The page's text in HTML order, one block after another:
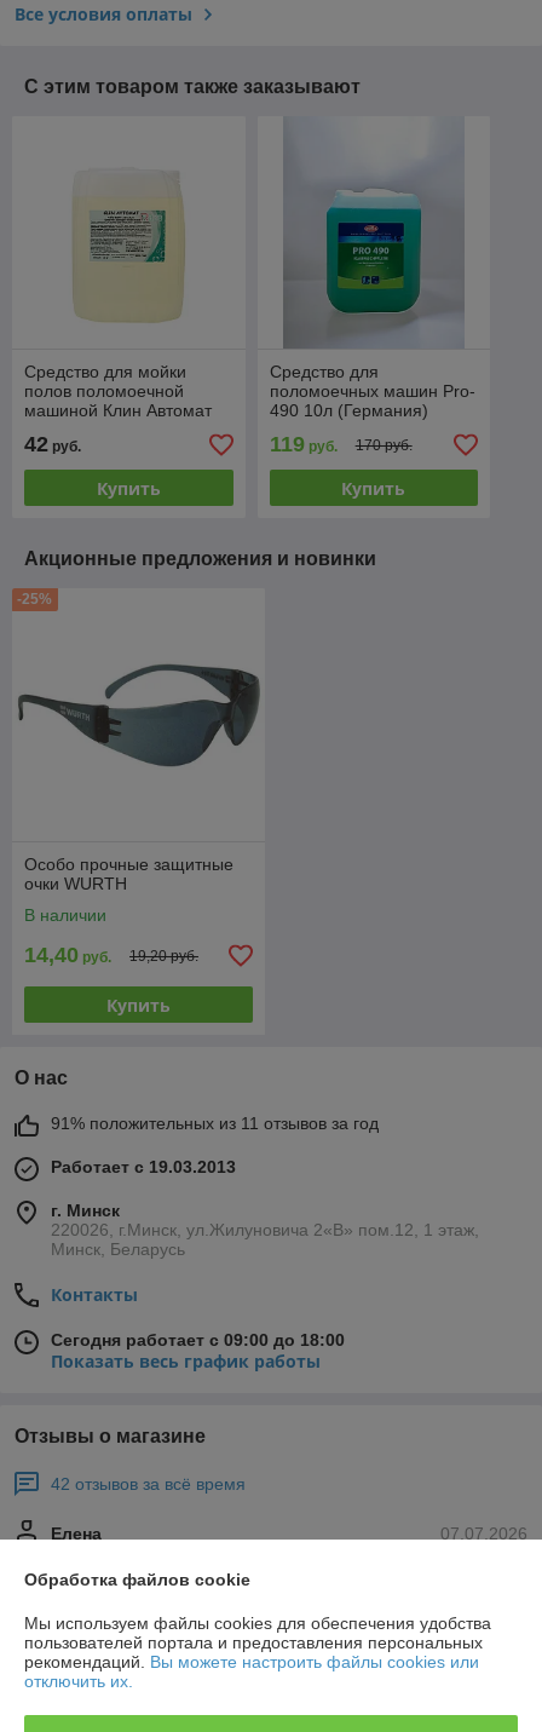
Все условия оплаты
С этим товаром также заказывают
Средство для мойки
полов поломоечной
машиной Клин Автомат
42 руб.
Купить
Средство для
поломоечных машин Pro-
490 10л (Германия)
119руб. 170 руб.
Купить
Акционные предложения и новинки
-25%
Особо прочные защитные
очки WURTH
В наличии
14,40 руб. 19,20 руб.
Купить
О нас
91% положительных из 11 отзывов за год
Работает с 19.03.2013
г. Минск
220026, г.Минск, ул.Жилуновича 2«В» пом.12, 1 этаж,
Минск, Беларусь
Контакты
Сегодня работает с 09:00 до 18:00
Показать весь график работы
Отзывы о магазине
42 отзывов за всё время
07.07.2026
Елена
Все в наличии. Хорошие цены. Буду заказывать еще.
Покупатель
Отлично
Обработка файлов cookie
Мы используем файлы cookies для обеспечения удобства
пользователей портала и предоставления персональных
рекомендаций. Вы можете настроить файлы cookies или
отключить их.